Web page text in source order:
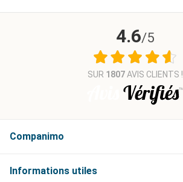
Companimo
Informations
4.6/5
SUR 1807AVIS CLIENTS !